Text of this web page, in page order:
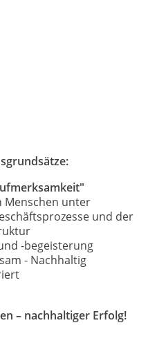
Menschen unter
und der
-begeisterung
- Nachhaltig
– nachhaltiger Erfolg!